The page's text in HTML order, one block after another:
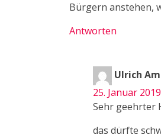
Bürgern anstehen,
Antworten
Ulrich
25. Januar
Sehr geehrter
das dürfte